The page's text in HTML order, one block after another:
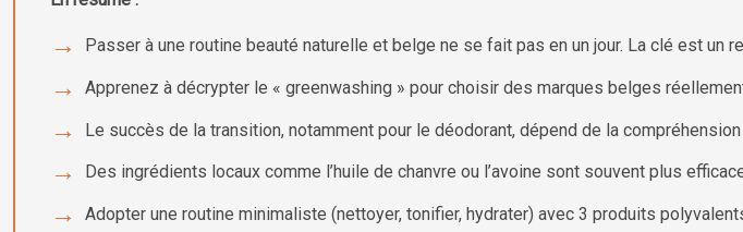
Passer à une routine beauté naturelle et belge ne se fait pas en un jour. La clé est un
Apprenez à décrypter le « greenwashing » pour choisir des marques belges
Le succès de la transition, notamment pour le déodorant, dépend de la
Des ingrédients locaux comme l’huile de chanvre ou l’avoine sont souvent plus
Adopter une routine minimaliste (nettoyer, tonifier, hydrater) avec 3 produits